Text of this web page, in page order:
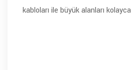
kabloları ile büyük alanları